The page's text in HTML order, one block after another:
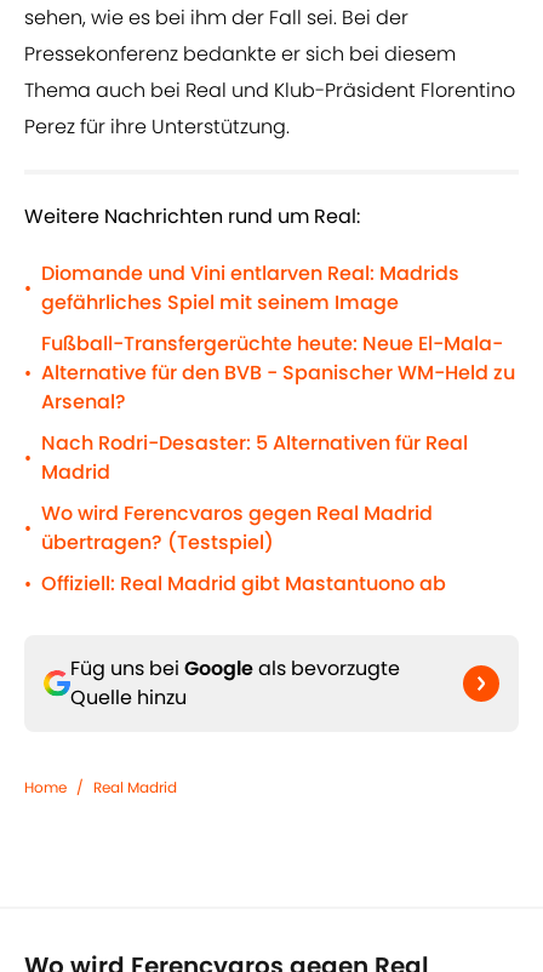
sehen, wie es bei ihm der Fall sei. Bei der
Pressekonferenz bedankte er sich bei diesem
Thema auch bei Real und Klub-Präsident Florentino
Perez für ihre Unterstützung.
Weitere Nachrichten rund um Real:
•
Diomande und Vini entlarven Real: Madrids
gefährliches Spiel mit seinem Image
•
Fußball-Transfergerüchte heute: Neue El-Mala-
Alternative für den BVB - Spanischer WM-Held zu
Arsenal?
•
Nach Rodri-Desaster: 5 Alternativen für Real
Madrid
•
Wo wird Ferencvaros gegen Real Madrid
übertragen? (Testspiel)
• Offiziell: Real Madrid gibt Mastantuono ab
Füg uns bei Googleals bevorzugte
Quelle hinzu
Home / Real Madrid